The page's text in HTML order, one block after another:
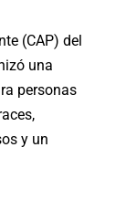
(CAP) del
una
personas
y un